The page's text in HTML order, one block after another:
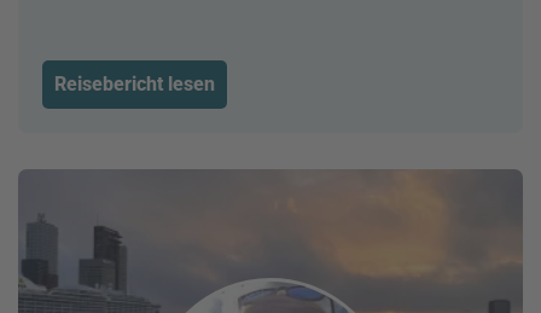
Reisebericht lesen